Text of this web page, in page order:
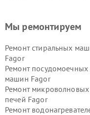
Мы ремонтируем
Ремонт стиральных
Fagor
Ремонт посудомоечных
машин Fagor
Ремонт микроволновых
печей Fagor
Ремонт